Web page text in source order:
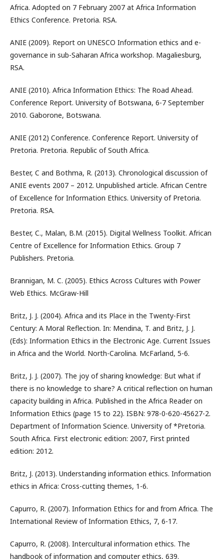
Africa. Adopted on 7 February 2007 at Africa Information
Ethics Conference. Pretoria. RSA.
ANIE (2009). Report on UNESCO Information ethics and e-
governance in sub-Saharan Africa workshop. Magaliesburg,
RSA.
ANIE (2010). Africa Information Ethics: The Road Ahead.
Conference Report. University of Botswana, 6-7 September
2010. Gaborone, Botswana.
ANIE (2012) Conference. Conference Report. University of
Pretoria. Pretoria. Republic of South Africa.
Bester, C and Bothma, R. (2013). Chronological discussion of
ANIE events 2007 – 2012. Unpublished article. African Centre
of Excellence for Information Ethics. University of Pretoria.
Pretoria. RSA.
Bester, C., Malan, B.M. (2015). Digital Wellness Toolkit. African
Centre of Excellence for Information Ethics. Group 7
Publishers. Pretoria.
Brannigan, M. C. (2005). Ethics Across Cultures with Power
Web Ethics. McGraw-Hill
Britz, J. J. (2004). Africa and its Place in the Twenty-First
Century: A Moral Reflection. In: Mendina, T. and Britz, J. J.
(Eds): Information Ethics in the Electronic Age. Current Issues
in Africa and the World. North-Carolina. McFarland, 5-6.
Britz, J. J. (2007). The joy of sharing knowledge: But what if
there is no knowledge to share? A critical reflection on human
capacity building in Africa. Published in the Africa Reader on
Information Ethics (page 15 to 22). ISBN: 978-0-620-45627-2.
Department of Information Science. University of *Pretoria.
South Africa. First electronic edition: 2007, First printed
edition: 2012.
Britz, J. (2013). Understanding information ethics. Information
ethics in Africa: Cross-cutting themes, 1-6.
Capurro, R. (2007). Information Ethics for and from Africa. The
International Review of Information Ethics, 7, 6-17.
Capurro, R. (2008). Intercultural information ethics. The
handbook of information and computer ethics, 639.